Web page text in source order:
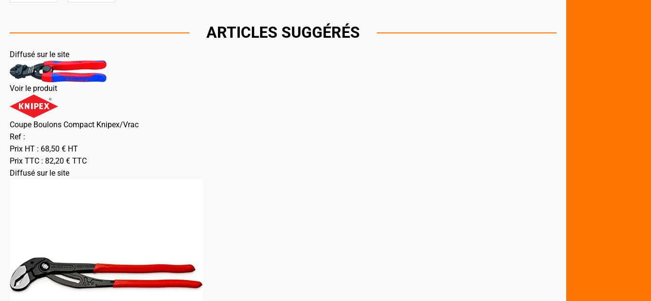
ARTICLES SUGGÉRÉS
Diffusé sur le site
Voir le produit
Coupe Boulons Compact Knipex/Vrac
Ref :
Prix HT : 68,50 € HT
Prix TTC : 82,20 € TTC
Diffusé sur le site